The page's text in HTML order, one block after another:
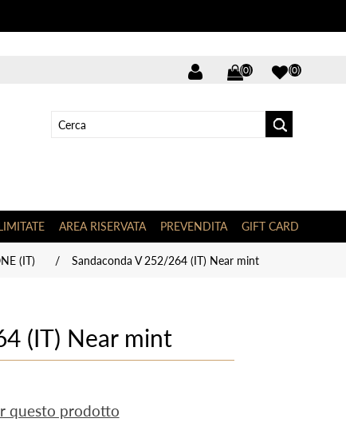
(0) (0)
AREA RISERVATA PREVENDITA GIFT CARD
(IT) / Sandaconda V 252/264 (IT) Near mint
(IT) Near mint
questo prodotto